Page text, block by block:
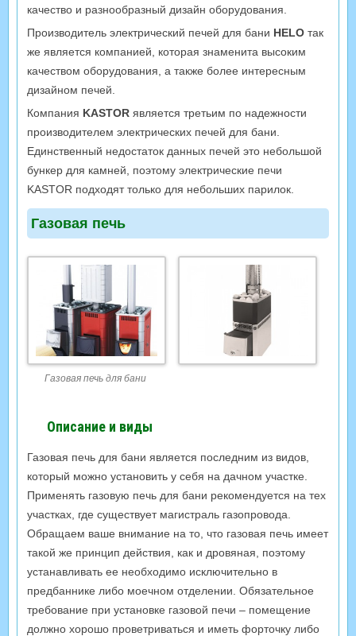
качество и разнообразный дизайн оборудования.
Производитель электрический печей для бани HELO так
же является компанией, которая знаменита высоким
качеством оборудования, а также более интересным
дизайном печей.
Компания KASTOR является третьим по надежности
производителем электрических печей для бани.
Единственный недостаток данных печей это небольшой
бункер для камней, поэтому электрические печи
KASTOR подходят только для небольших парилок.
Газовая печь
Газовая печь для бани
Описание и виды
Газовая печь для бани является последним из видов,
который можно установить у себя на дачном участке.
Применять газовую печь для бани рекомендуется на тех
участках, где существует магистраль газопровода.
Обращаем ваше внимание на то, что газовая печь имеет
такой же принцип действия, как и дровяная, поэтому
устанавливать ее необходимо исключительно в
предбаннике либо моечном отделении. Обязательное
требование при установке газовой печи – помещение
должно хорошо проветриваться и иметь форточку либо